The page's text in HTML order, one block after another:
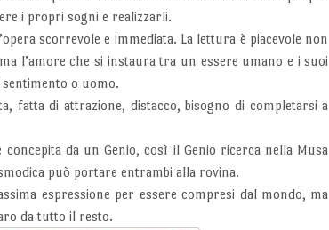
i propri sogni e realizzarli.
scorrevole e immediata. La lettura è piacevole non
l’amore che si instaura tra un essere umano e i suoi
sentimento o uomo.
fatta di attrazione, distacco, bisogno di completarsi a
da un Genio, così il Genio ricerca nella Musa
può portare entrambi alla rovina.
espressione per essere compresi dal mondo, ma
da tutto il resto.